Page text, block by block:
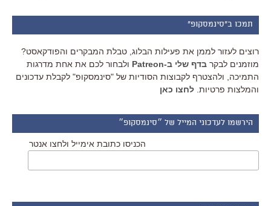
תמכו ב"סינמסקופ"
רוצים לעזור לממן את פעילות הבלוג, טבלת המבקרים והפודקאסט?
מוזמנים לבקר בדף שלי ב-Patreon
ולבחור לכם את אחת מדרגות
התמיכה, ולהצטרף לקבוצות הסודיות של "סינמסקופ" לקבלת עדכונים
והמלצות פרטיות. לחצו כאן
הירשמו לעדכוני המייל של ״סינמסקופ״
הכניסו כתובת אימייל ולחצו אנטר